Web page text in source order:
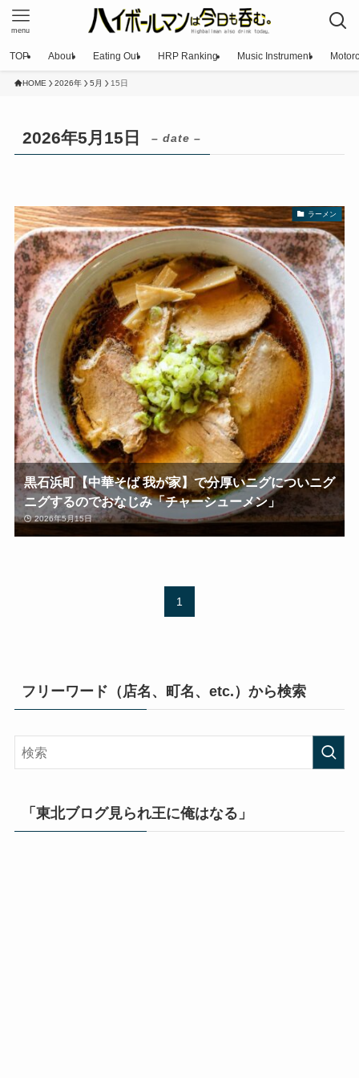
menu
TOP About Eating Out HRP Ranking Music Instrument
HOME 2026年 5月 15日
2026年5月15日 – date –
ラーメン
黒石浜町【中華そば 我が家】で分厚いニグについニグ
ニグするのでおなじみ「チャーシューメン」
2026年5月15日
1
フリーワード（店名、町名、etc.）から検索
「東北ブログ見られ王に俺はなる」